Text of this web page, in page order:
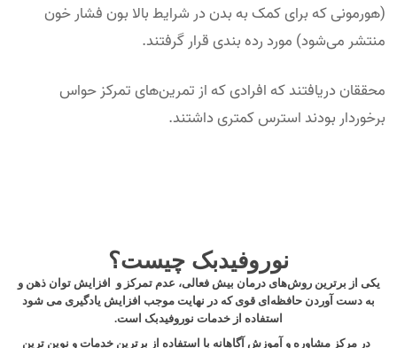
(هورمونی که برای کمک به بدن در شرایط بالا بون فشار خون
منتشر می‌شود) مورد رده بندی قرار گرفتند.
محققان دریافتند که افرادی که از تمرین‌های تمرکز حواس
برخوردار بودند استرس کمتری داشتند.
نوروفیدبک چیست؟
یکی از برترین روش‌های درمان بیش فعالی، عدم تمرکز و افزایش توان ذهن و
به دست آوردن حافظه‌ای قوی که در نهایت موجب افزایش یادگیری می شود
استفاده از خدمات نوروفیدبک است.
در مرکز مشاوره و آموزش آگاهانه با استفاده از برترین خدمات و نوین ترین